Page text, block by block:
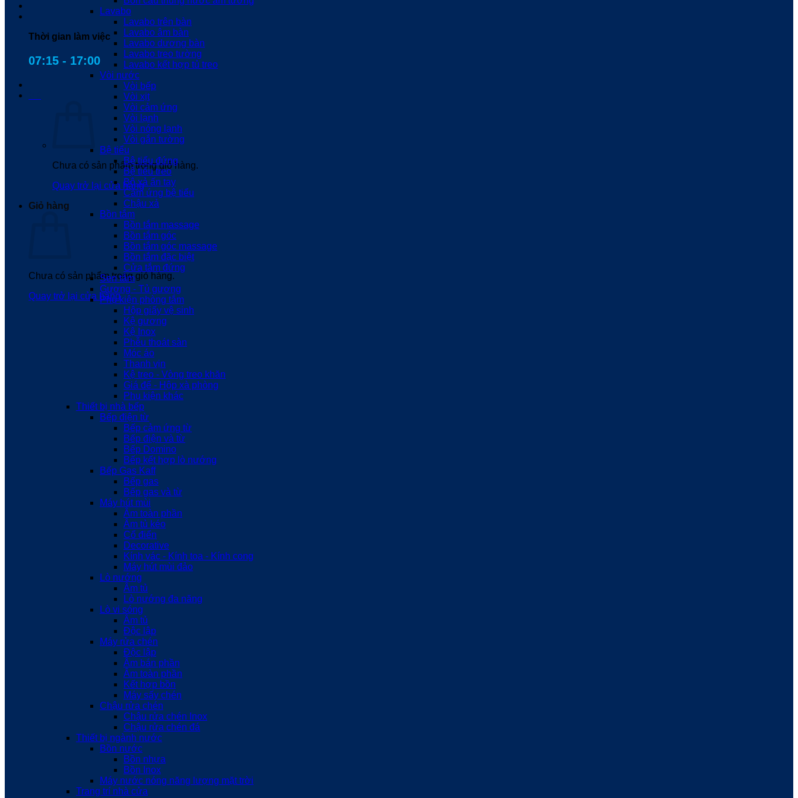
Thời gian làm việc
07:15 - 17:00
Chưa có sản phẩm trong giỏ hàng.
Quay trở lại cửa hàng
Giỏ hàng
Chưa có sản phẩm trong giỏ hàng.
Quay trở lại cửa hàng
Lavabo
Lavabo trên bàn
Lavabo âm bàn
Lavabo dương bàn
Lavabo treo tường
Lavabo kết hợp tủ treo
Vòi nước
Vòi bếp
Vòi xịt
Vòi cảm ứng
Vòi lạnh
Vòi nóng lạnh
Vòi gắn tường
Bệ tiểu
Bệ tiểu đứng
Bệ tiểu treo
Bộ xả ấn tay
Cảm ứng bệ tiểu
Chậu xả
Bồn tắm
Bồn tắm massage
Bồn tắm góc
Bồn tắm góc massage
Bồn tắm đặc biệt
Cửa tắm đứng
Sen tắm
Gương - Tủ gương
Phụ kiện phòng tắm
Hộp giấy vệ sinh
Kệ gương
Kệ Inox
Phễu thoát sàn
Móc áo
Thanh vịn
Kệ treo - Vòng treo khăn
Giá để - Hộp xà phòng
Phụ kiện khác
Thiết bị nhà bếp
Bếp điện từ
Bếp cảm ứng từ
Bếp điện và từ
Bếp Domino
Bếp kết hợp lò nướng
Bếp Gas Kaff
Bếp gas
Bếp gas và từ
Máy hút mùi
Âm toàn phần
Âm tủ kéo
Cổ điển
Decorative
Kính vác - Kính toa - Kính cong
Máy hút mùi đảo
Lò nướng
Âm tủ
Lò nướng đa năng
Lò vi sóng
Âm tủ
Độc lập
Máy rửa chén
Độc lập
Âm bán phần
Âm toàn phần
Kết hợp bồn
Máy sấy chén
Chậu rửa chén
Chậu rửa chén Inox
Chậu rửa chén đá
Thiết bị ngành nước
Bồn nước
Bồn nhựa
Bồn Inox
Máy nước nóng năng lượng mặt trời
Trang trí nhà cửa